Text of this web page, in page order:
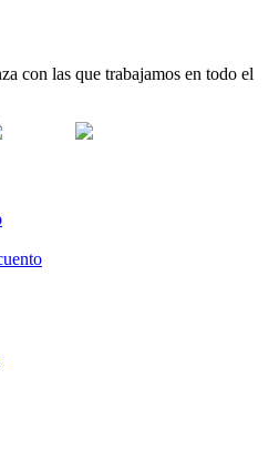
con las que trabajamos en todo el